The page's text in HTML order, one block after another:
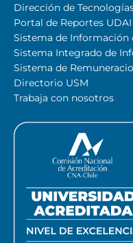
Dirección de
Portal de Reportes UDAI
Sistema de Información
Sistema Integrado de
Sistema de
Directorio USM
Trabaja con nosotros